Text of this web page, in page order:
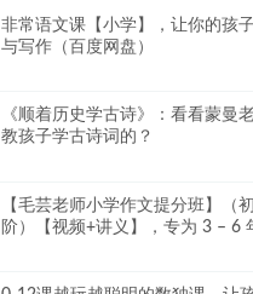
非常语文课【小学】，让你的孩
与写作（百度网盘）
《顺着历史学古诗》：看看蒙曼
教孩子学古诗词的？
【毛芸老师小学作文提分班】（
阶）【视频+讲义】，专为 3 – 6